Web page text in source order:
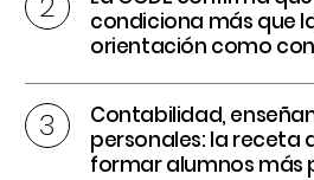
condiciona más que
orientación como
Contabilidad,
personales: la receta
formar alumnos más